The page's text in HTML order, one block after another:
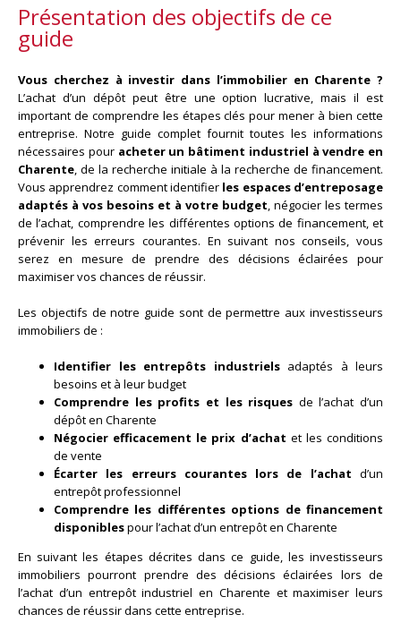
Présentation des objectifs de ce
guide
Vous cherchez à investir dans l’immobilier en Charente ?
L’achat d’un dépôt peut être une option lucrative, mais il est
important de comprendre les étapes clés pour mener à bien cette
entreprise. Notre guide complet fournit toutes les informations
nécessaires pour acheter un bâtiment industriel à vendre en
Charente, de la recherche initiale à la recherche de financement.
Vous apprendrez comment identifier les espaces d’entreposage
adaptés à vos besoins et à votre budget, négocier les termes
de l’achat, comprendre les différentes options de financement, et
prévenir les erreurs courantes. En suivant nos conseils, vous
serez en mesure de prendre des décisions éclairées pour
maximiser vos chances de réussir.
Les objectifs de notre guide sont de permettre aux investisseurs
immobiliers de :
Identifier les entrepôts industrielsadaptés à leurs
besoins et à leur budget
Comprendre les profits et les risques de l’achat d’un
dépôt en Charente
Négocier efficacement le prix d’achat et les conditions
de vente
Écarter les erreurs courantes lors de l’achat d’un
entrepôt professionnel
Comprendre les différentes options de financement
disponiblespour l’achat d’un entrepôt en Charente
En suivant les étapes décrites dans ce guide, les investisseurs
immobiliers pourront prendre des décisions éclairées lors de
l’achat d’un entrepôt industriel en Charente et maximiser leurs
chances de réussir dans cette entreprise.